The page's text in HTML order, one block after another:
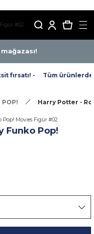
fırsatı! - Tüm ürünlerde
Harry Potter -
Funko Pop!